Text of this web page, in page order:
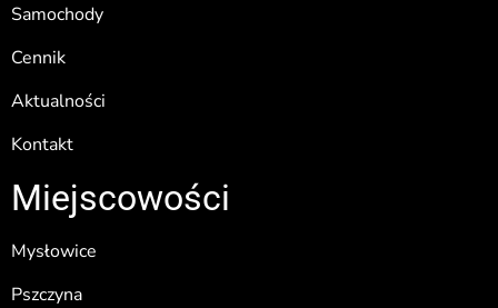
Samochody
Cennik
Aktualności
Kontakt
Miejscowości
Mysłowice
Pszczyna